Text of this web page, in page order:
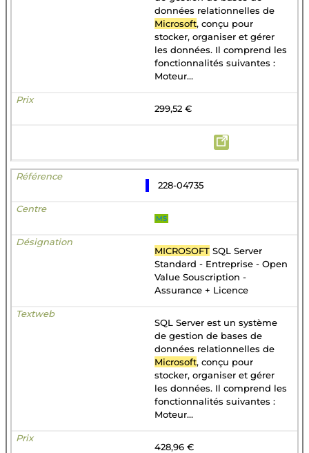
données relationnelles de
Microsoft, conçu pour
stocker, organiser et gérer
les données. Il comprend les
fonctionnalités suivantes :
Moteur...
299,52 €
228-04735
MS
MICROSOFT SQL Server
Standard - Entreprise - Open
Value Souscription -
Assurance + Licence
SQL Server est un système
de gestion de bases de
données relationnelles de
Microsoft, conçu pour
stocker, organiser et gérer
les données. Il comprend les
fonctionnalités suivantes :
Moteur...
428,96 €